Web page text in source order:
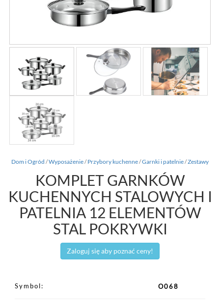
Dom i Ogród /Wyposażenie/Przybory kuchenne/Garnki i patelnie/Zestawy
KOMPLET GARNKÓW
KUCHENNYCH STALOWYCH I
PATELNIA 12 ELEMENTÓW
STAL POKRYWKI
Zaloguj się aby poznać ceny!
Symbol O068